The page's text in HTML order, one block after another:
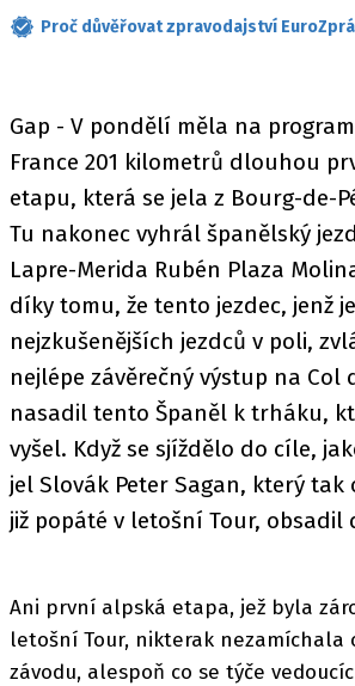
Proč důvěřovat zpravodajství
Gap - V pondělí měla na
France 201 kilometrů dlouhou
etapu, která se jela z Bourg-de-
Tu nakonec vyhrál španělský
Lapre-Merida Rubén Plaza
díky tomu, že tento jezdec, jenž
nejzkušenějších jezdců v poli,
nejlépe závěrečný výstup na Col
nasadil tento Španěl k trháku,
vyšel. Když se sjíždělo do cíle,
jel Slovák Peter Sagan, který
již popáté v letošní Tour, obsadil
Ani první alpská etapa, jež byla
letošní Tour, nikterak nezamíchala
závodu, alespoň co se týče